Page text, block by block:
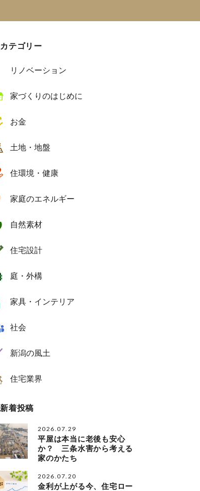
カテゴリー
リノベーション
家づくりのはじめに
お金
土地・地盤
住環境・健康
家庭のエネルギー
自然素材
住宅設計
庭・外構
家具・インテリア
社会
新潟の風土
住宅業界
新着投稿
2026.07.29
平屋は本当に老後も安心
か？ 三条水害から考える
家のかたち
2026.07.20
金利が上がる今、住宅ロー